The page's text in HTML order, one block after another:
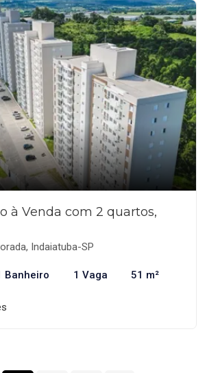
à Venda com 2 quartos,
Indaiatuba-SP
Banheiro 1 Vaga 51 m²